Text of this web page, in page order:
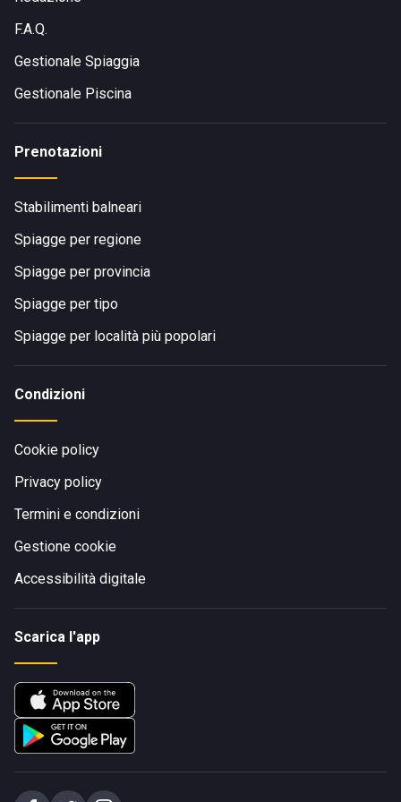
Recanati.
F.A.Q.
Gestionale Spiaggia
Gestionale Piscina
Prenotazioni
Stabilimenti balneari
Spiagge per regione
Spiagge per provincia
Spiagge per tipo
Spiagge per località più popolari
Condizioni
Cookie policy
Privacy policy
Termini e condizioni
Gestione cookie
Accessibilità digitale
Scarica l'app